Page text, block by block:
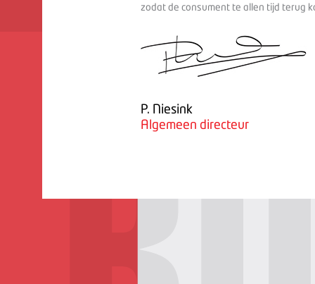
zodat de consument te allen tijd terug
P. Niesink
Algemeen directeur